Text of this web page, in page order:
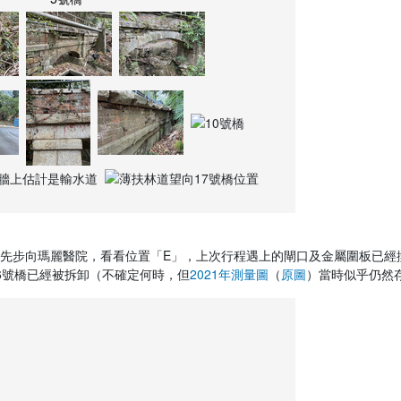
步向瑪麗醫院，看看位置「E」，上次行程遇上的閘口及金屬圍板已
橋已經被拆卸（不確定何時，但2021年測量圖 （原圖）當時似乎仍然